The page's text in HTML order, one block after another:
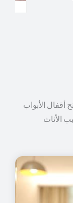
أقفال الأبواب